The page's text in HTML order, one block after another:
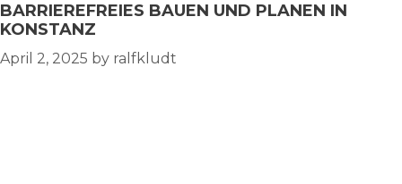
BARRIEREFREIES BAUEN UND PLANEN IN
KONSTANZ
April 2, 2025 by ralfkludt